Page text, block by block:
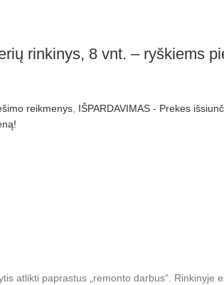
rinkinys, 8 vnt. – ryškiems
reikmenys, IŠPARDAVIMAS - Prekes
atlikti paprastus „remonto darbus“. Rinkinyje